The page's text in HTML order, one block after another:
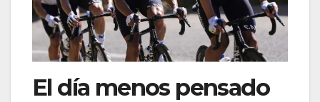
El día menos pensado